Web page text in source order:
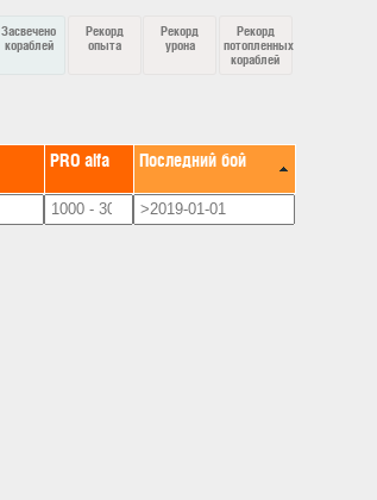
Засвечено
кораблей
Рекорд
опыта
Рекорд
урона
Рекорд
потопленных
кораблей
PRO alfa Последний бой